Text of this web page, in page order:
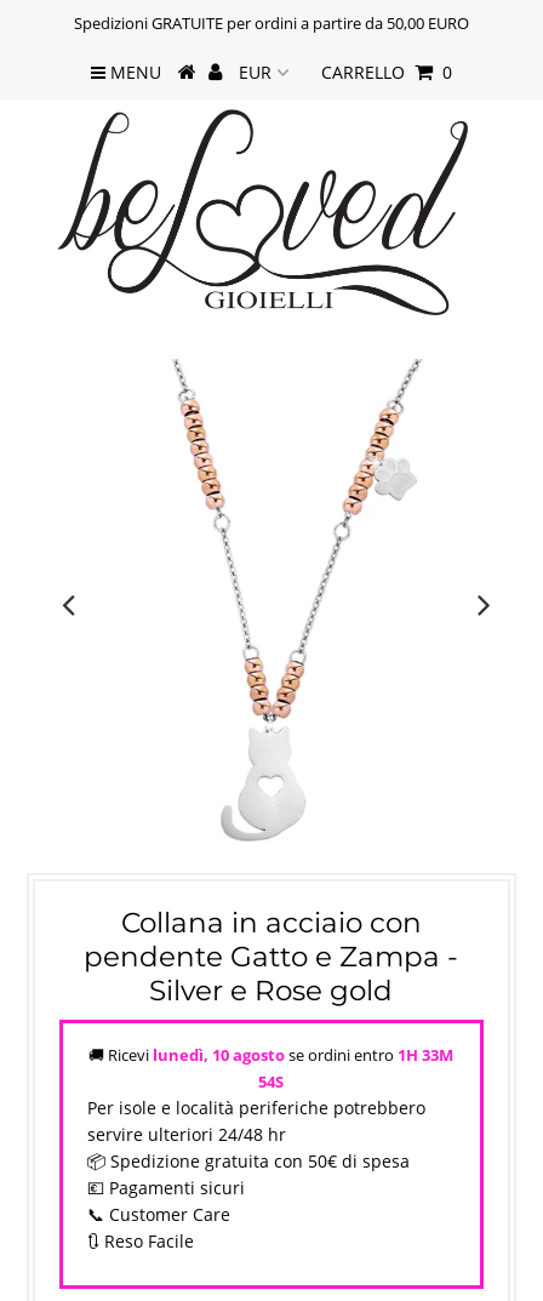
Spedizioni GRATUITE per ordini a partire da 50,00 EURO
MENU CARRELLO 0
Collana in acciaio con
pendente Gatto e Zampa -
Silver e Rose gold
🚚 Ricevi lunedì, 10 agostose ordini entro 1H 33M
54S
Per isole e località periferiche potrebbero
servire ulteriori 24/48 hr
📦 Spedizione gratuita con 50€ di spesa
💶 Pagamenti sicuri
📞 Customer Care
🔃 Reso Facile